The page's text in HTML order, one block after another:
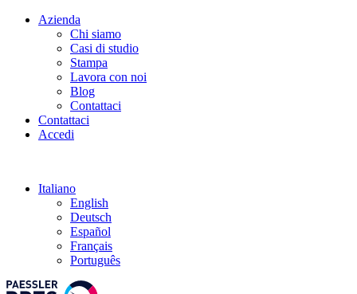
Azienda
Chi siamo
Casi di studio
Stampa
Lavora con noi
Blog
Contattaci
Contattaci
Accedi
Italiano
English
Deutsch
Español
Français
Português